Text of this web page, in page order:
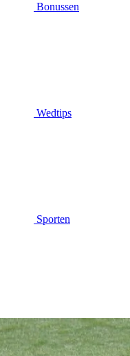
Bonussen
Wedtips
Sporten